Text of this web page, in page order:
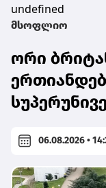
undefined
მსოფლიო
ორი
06.08.2026 •